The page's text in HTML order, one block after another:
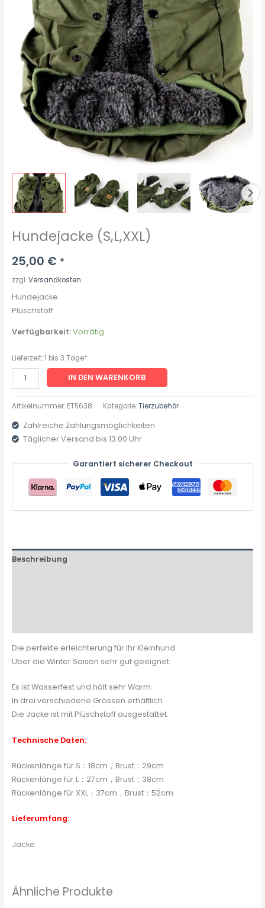
Hundejacke (S,L,XXL)
25,00 € *
zzgl.Versandkosten
Hundejacke
Plüschstoff
Verfügbarkeit:Vorrätig
Lieferzeit:1 bis 3 Tage*
IN DEN WARENKORB
Artikelnummer: ET5638 Kategorie:Tierzubehör
Zahlreiche Zahlungsmöglichkeiten
Täglicher Versand bis 13:00 Uhr
Garantiert sicherer Checkout
Beschreibung
Die perfekte erleichterung für Ihr Kleinhund.
Über die Winter Saison sehr gut geeignet.
Es ist Wasserfest und hält sehr Warm.
In drei verschiedene Grössen erhältlich.
Die Jacke ist mit Plüschstoff ausgestattet.
Technische Daten:
Rückenlänge für S：18cm，Brust：29cm
Rückenlänge für L：27cm，Brust：38cm
Rückenlänge für XXL：37cm，Brust：52cm
Lieferumfang:
Jacke
Ähnliche Produkte